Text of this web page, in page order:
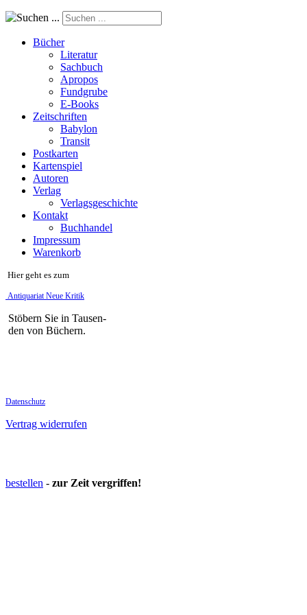
Suchen ...
Bücher
Literatur
Sachbuch
Apropos
Fundgrube
E-Books
Zeitschriften
Babylon
Transit
Postkarten
Kartenspiel
Autoren
Verlag
Verlagsgeschichte
Kontakt
Buchhandel
Impressum
Warenkorb
Hier geht es zum
Antiquariat Neue Kritik
Stöbern Sie in Tausen-
den von Büchern.
Datenschutz
Vertrag widerrufen
bestellen - zur Zeit vergriffen!